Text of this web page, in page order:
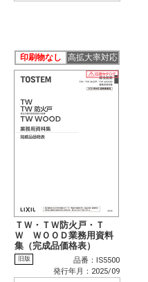
印刷物なし 高拡大率対応
ＴＷ・ＴＷ防火戸・Ｔ
Ｗ ＷＯＯＤ業務用資料
集（完成品価格表）
旧版
品番：IS5500
発行年月：2025/09